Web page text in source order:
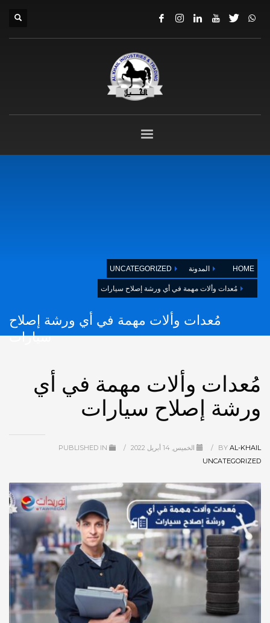
HOME المدونة UNCATEGORIZED
مُعدات وألات مهمة في أي ورشة إصلاح سيارات
مُعدات وألات مهمة في أي ورشة إصلاح
سيارات
مُعدات وألات مهمة في أي
ورشة إصلاح سيارات
BY AL-KHAIL
/ الخميس, 14 أبريل 2022 /
UNCATEGORIZED